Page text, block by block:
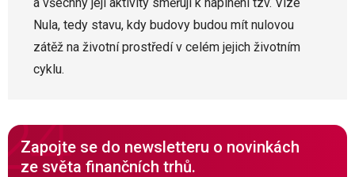
Nula, tedy stavu, kdy budovy budou mít nulovou
zátěž na životní prostředí v celém jejich životním
cyklu.
Zapojte se do newsletteru o novinkách
ze světa finančních trhů.